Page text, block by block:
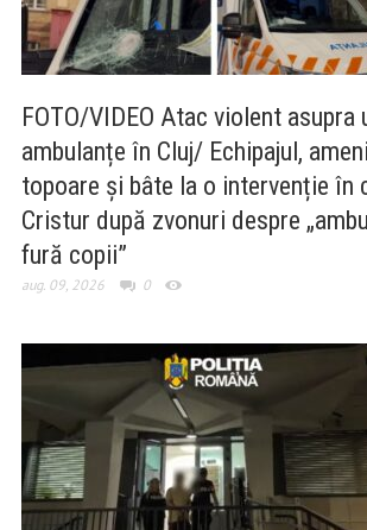
FOTO/VIDEO Atac violent asupra
ambulanțe în Cluj/ Echipajul,
topoare și bâte la o intervenție în
Cristur după zvonuri despre
fură copii”
aug. 09, 2026 0